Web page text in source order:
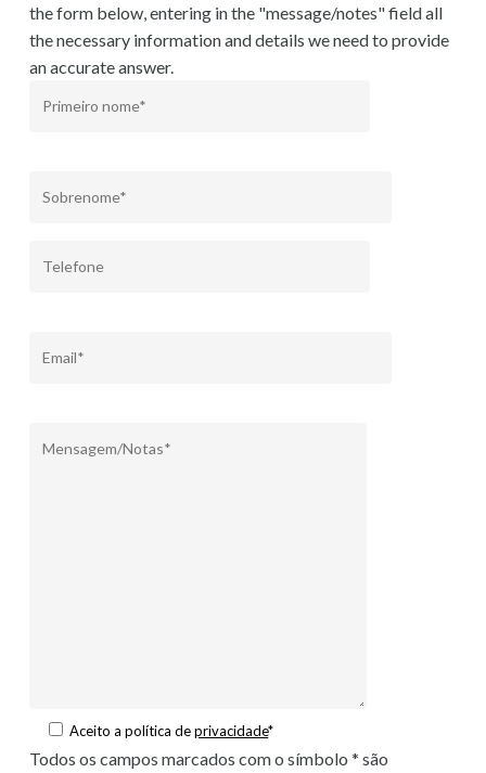
the form below, entering in the "message/notes" field all
the necessary information and details we need to provide
an accurate answer.
Aceito a política deprivacidade*
Todos os campos marcados com o símbolo * são